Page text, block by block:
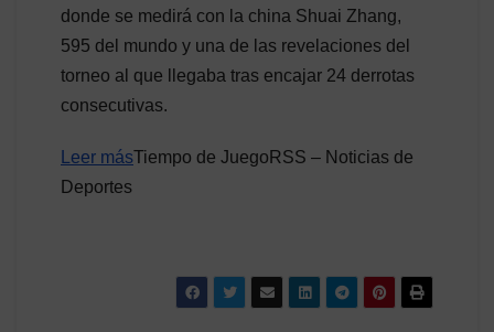
donde se medirá con la china Shuai Zhang,
595 del mundo y una de las revelaciones del
torneo al que llegaba tras encajar 24 derrotas
consecutivas.
Leer másTiempo de JuegoRSS – Noticias de
Deportes